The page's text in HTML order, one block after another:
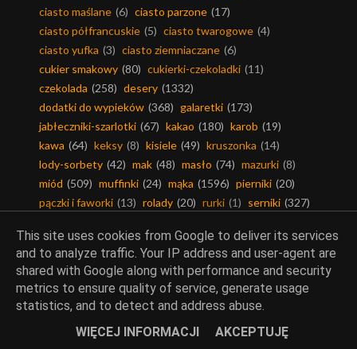
ciasto maślane (6) ciasto parzone (17)
ciasto półfrancuskie (5) ciasto twarogowe (4)
ciasto yufka (3) ciasto ziemniaczane (6)
cukier smakowy (80) cukierki-czekoladki (11)
czekolada (258) desery (1332)
dodatki do wypieków (368) galaretki (173)
jabłeczniki-szarlotki (67) kakao (180) karob (19)
kawa (64) keksy (8) kisiele (49) kruszonka (14)
lody-sorbety (42) mak (48) masło (74) mazurki (8)
miód (509) muffinki (24) mąka (1596) pierniki (20)
pączki i faworki (13) rolady (20) rurki (1) serniki (327)
weekendowa cukiernia (6)
This site uses cookies from Google to deliver its services
and to analyze traffic. Your IP address and user-agent are
shared with Google along with performance and security
metrics to ensure quality of service, generate usage
statistics, and to detect and address abuse.
WIĘCEJ INFORMACJI
AKCEPTUJĘ